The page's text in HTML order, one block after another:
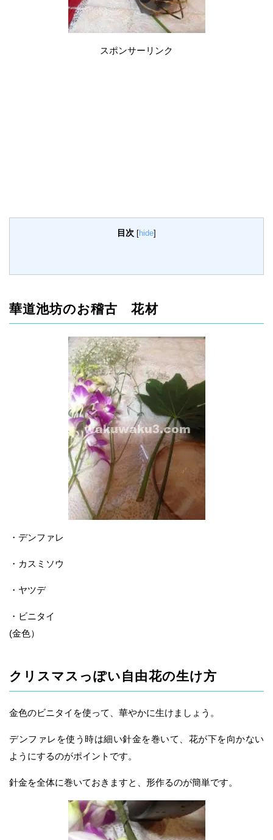
スポンサーリンク
目次 [hide]
華道池坊のお稽古 花材
・デンファレ
・カスミソウ
・ヤツデ
・ビニタイ
(金色）
クリスマスっぽい自由花の生け方
金色のビニタイを使って、華やかに生けましょう。
デンファレを使う時は細い針金を巻いて、花が下を向かない
ようにするのがポイントです。
針金を全体に巻いておきますと、形作るのが簡単です。